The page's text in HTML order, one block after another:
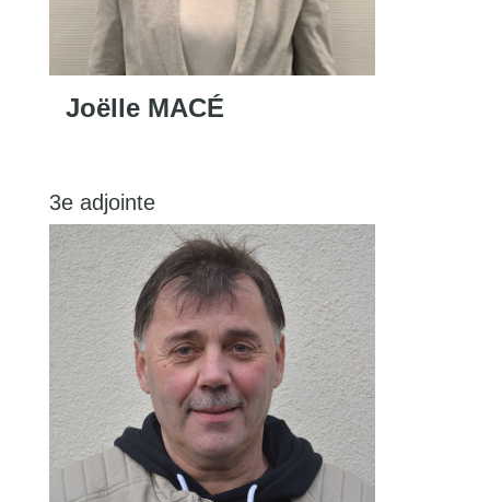
Joëlle MACÉ
3e adjointe